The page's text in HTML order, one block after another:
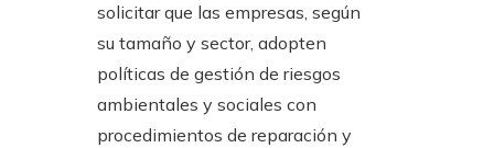
solicitar que las empresas, según
su tamaño y sector, adopten
políticas de gestión de riesgos
ambientales y sociales con
procedimientos de reparación y